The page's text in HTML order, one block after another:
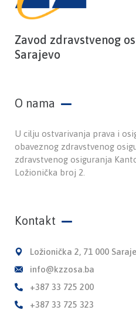
Zavod zdravstvenog
Sarajevo
O nama
U cilju ostvarivanja prava i
obaveznog zdravstvenog
zdravstvenog osiguranja
Ložionička broj 2.
Kontakt
Ložionička 2, 71 000
info@kzzosa.ba
+387 33 725 200
+387 33 725 323